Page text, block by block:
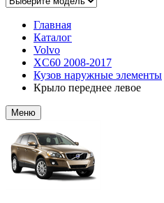
Главная
Каталог
Volvo
XC60 2008-2017
Кузов наружные элементы
Крыло переднее левое
Меню